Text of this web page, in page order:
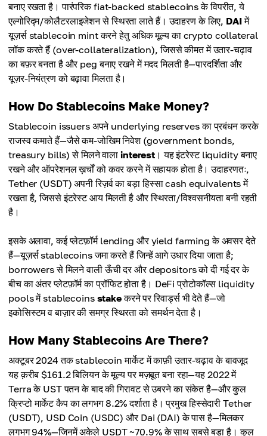
बनाए रखता है। पारंपरिक fiat-backed stablecoins के विपरीत, ये
एल्गोरिद्म/कोलैटरलाइजेशन से स्थिरता लाते हैं। उदाहरण के लिए, DAIमें
यूज़र्स stablecoin mint करने हेतु अधिक मूल्य का crypto collateral
लॉक करते हैं (over-collateralization), जिससे कीमत में उतार-चढ़ाव
का बफ़र बनता है और peg बनाए रखने में मदद मिलती है—पारदर्शिता और
यूज़र-नियंत्रण को बढ़ावा मिलता है।
How Do Stablecoins Make Money?
Stablecoin issuers अपने underlying reserves का प्रबंधन करके
राजस्व कमाते हैं—जैसे कम-जोखिम निवेश (government bonds,
treasury bills) से मिलने वाला interest । यह इंटरेस्ट liquidity बनाए
रखने और ऑपरेशनल ख़र्चों को कवर करने में सहायक होता है। उदाहरणतः,
Tether (USDT) अपनी रिज़र्व का बड़ा हिस्सा cash equivalents में
रखता है, जिससे इंटरेस्ट आय मिलती है और स्थिरता/विश्वसनीयता बनी रहती
है।
इसके अलावा, कई प्लेटफ़ॉर्म lending और yield farming के अवसर देते
हैं—यूज़र्स stablecoins जमा करते हैं जिन्हें आगे उधार दिया जाता है;
borrowers से मिलने वाली ऊँची दर और depositors को दी गई दर के
बीच का अंतर प्लेटफ़ॉर्म का प्रॉफिट होता है। DeFi प्रोटोकॉल्स liquidity
pools में stablecoins stakeकरने पर रिवार्ड्स भी देते हैं—जो
इकोसिस्टम व बाज़ार की समग्र स्थिरता को समर्थन देता है।
How Many Stablecoins Are There?
अक्टूबर 2024 तक stablecoin मार्केट में काफ़ी उतार-चढ़ाव के बावजूद
यह क़रीब $161.2 बिलियन के मूल्य पर मज़बूत बना रहा—यह 2022 में
Terra के UST पतन के बाद की गिरावट से उबरने का संकेत है—और कुल
क्रिप्टो मार्केट कैप का लगभग 8.2% दर्शाता है। प्रमुख हिस्सेदारी Tether
(USDT), USD Coin (USDC) और Dai (DAI) के पास है—मिलकर
लगभग 94%—जिनमें अकेले USDT ~70.9% के साथ सबसे बड़ा है। कुल